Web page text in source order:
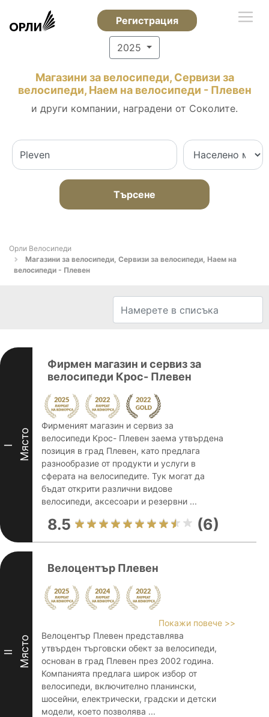
Регистрация
2025
Магазини за велосипеди, Сервизи за
велосипеди, Наем на велосипеди - Плевен
и други компании, наградени от Соколите.
Търсене
Орли Велосипеди
Магазини за велосипеди, Сервизи за велосипеди, Наем на
велосипеди - Плевен
I Място
Фирмен магазин и сервиз за
велосипеди Крос- Плевен
Фирменият магазин и сервиз за
велосипеди Крос- Плевен заема утвърдена
позиция в град Плевен, като предлага
разнообразие от продукти и услуги в
сферата на велосипедите. Тук могат да
бъдат открити различни видове
велосипеди, аксесоари и резервни ...
8.5 (6)
II Място
Велоцентър Плевен
Покажи повече >>
Велоцентър Плевен представлява
утвърден търговски обект за велосипеди,
основан в град Плевен през 2002 година.
Компанията предлага широк избор от
велосипеди, включително планински,
шосейни, електрически, градски и детски
модели, което позволява ...